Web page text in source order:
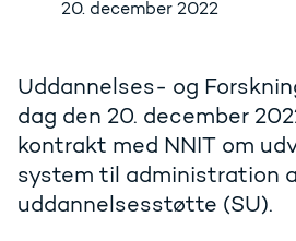
20. december 2022
Uddannelses- og
dag den 20. december
kontrakt med NNIT om
system til administration
uddannelsesstøtte (SU).